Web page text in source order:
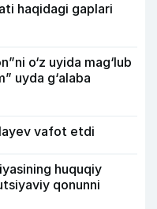
haqidagi gaplari
o‘z uyida mag‘lub
uyda g‘alaba
vafot etdi
huquqiy
qonunni